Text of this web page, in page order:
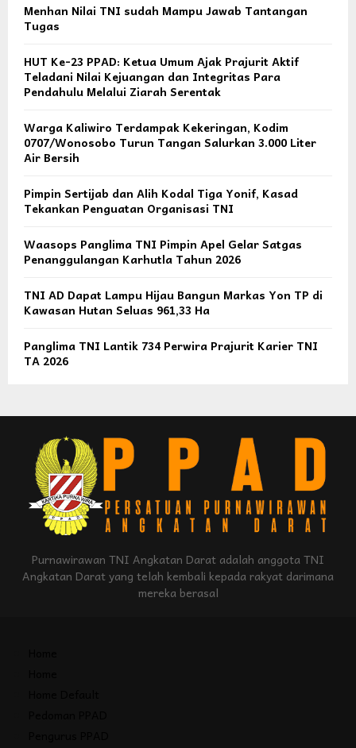
Menhan Nilai TNI sudah Mampu Jawab Tantangan
Tugas
HUT Ke-23 PPAD: Ketua Umum Ajak Prajurit Aktif
Teladani Nilai Kejuangan dan Integritas Para
Pendahulu Melalui Ziarah Serentak
Warga Kaliwiro Terdampak Kekeringan, Kodim
0707/Wonosobo Turun Tangan Salurkan 3.000 Liter
Air Bersih
Pimpin Sertijab dan Alih Kodal Tiga Yonif, Kasad
Tekankan Penguatan Organisasi TNI
Waasops Panglima TNI Pimpin Apel Gelar Satgas
Penanggulangan Karhutla Tahun 2026
TNI AD Dapat Lampu Hijau Bangun Markas Yon TP di
Kawasan Hutan Seluas 961,33 Ha
Panglima TNI Lantik 734 Perwira Prajurit Karier TNI
TA 2026
Purnawirawan TNI Angkatan Darat adalah anggota TNI
Angkatan Darat yang telah kembali kepada rakyat darimana
mereka berasal